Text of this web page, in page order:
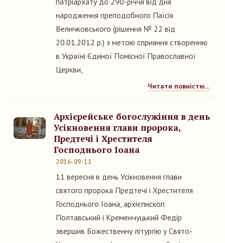
народження преподобного Паїсія
Величковського (рішення № 22 від
20.01.2012 р.) з метою сприяння створенню
в Україні Єдиної Помісної Православної
Церкви,
Читати повністю...
Архієрейське богослужіння в день
Усікновення глави пророка,
Предтечі і Хрестителя
Господнього Іоана
2016-09-11
11 вересня в день Усікновення глави
святого пророка Предтечі і Хрестителя
Господнього Іоана, архієпископ
Полтавський і Кременчуцький Федір
звершив Божественну літургію у Свято-